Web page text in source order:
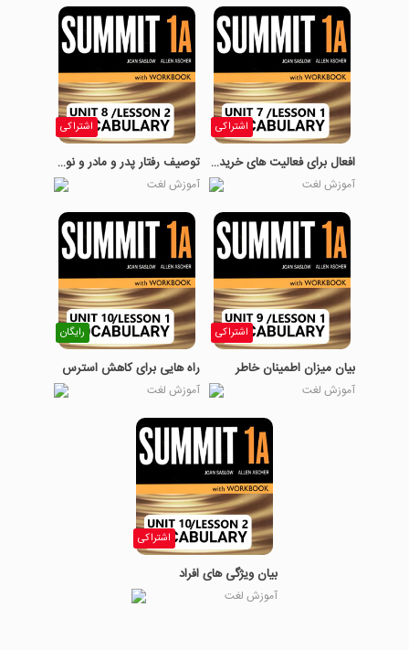
اشتراکی
افعال برای فعالیت های خرید کردن
آموزش لغت
اشتراکی
توصیف رفتار پدر و مادر و نوجوان
آموزش لغت
اشتراکی
بیان میزان اطمینان خاطر
آموزش لغت
رایگان
راه هایی برای کاهش استرس
آموزش لغت
اشتراکی
بیان ویژگی های افراد
آموزش لغت